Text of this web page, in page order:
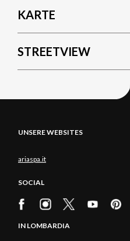
KARTE
STREETVIEW
UNSERE WEBSITES
ariaspa.it
SOCIAL
IN LOMBARDIA